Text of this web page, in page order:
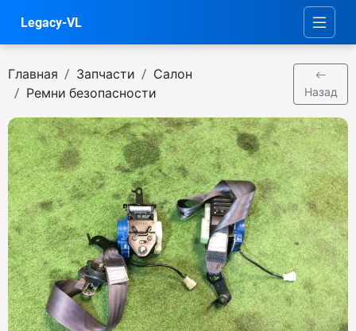
Legacy-VL
Главная Запчасти
Салон
Ремни безопасности
Назад